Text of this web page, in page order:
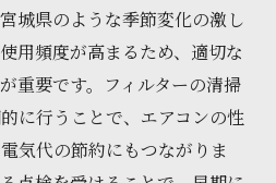
城県のような季節変化の激し
用頻度が高まるため、適切な
重要です。フィルターの清掃
に行うことで、エアコンの性
気代の節約にもつながりま